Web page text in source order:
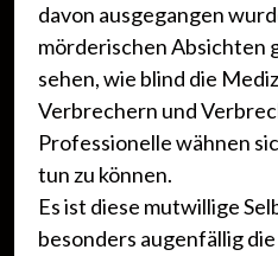
davon ausgegangen
mörderischen Absichten
sehen, wie blind die
Verbrechern und
Professionelle wähnen
tun zu können.
Es ist diese mutwillige
besonders augenfällig